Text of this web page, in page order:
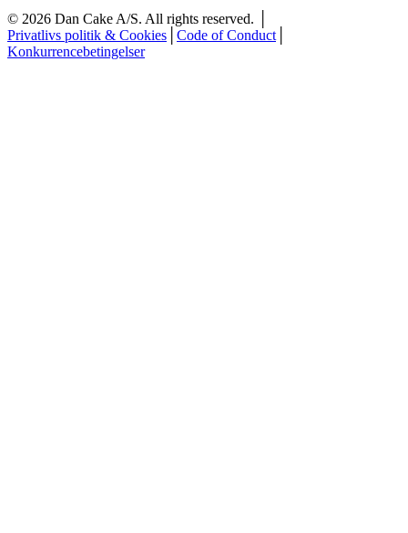
© 2026 Dan Cake A/S. All rights reserved. │
Privatlivs politik & Cookies
Code of Conduct
Konkurrencebetingelser